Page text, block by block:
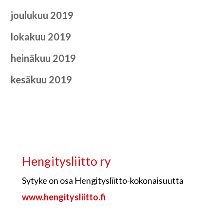
joulukuu 2019
lokakuu 2019
heinäkuu 2019
kesäkuu 2019
Hengitysliitto ry
Sytyke on osa Hengitysliitto-kokonaisuutta
www.hengitysliitto.fi